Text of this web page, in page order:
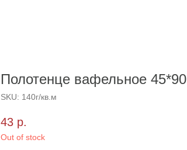
Полотенце вафельное 45*90
SKU: 140г/кв.м
43 р.
Out of stock